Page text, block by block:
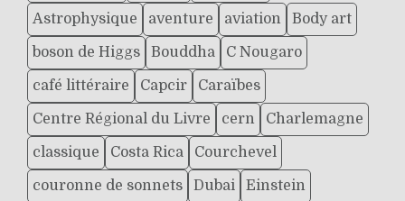
Astrophysique aventure aviation Body art
boson de Higgs Bouddha C Nougaro
café littéraire Capcir Caraïbes
Centre Régional du Livre cern Charlemagne
classique Costa Rica Courchevel
couronne de sonnets Dubai Einstein